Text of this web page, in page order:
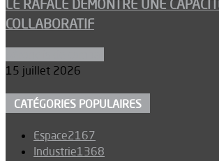
LE RAFALE DÉMONTRE UNE
COLLABORATIF
15 juillet 2026
CATÉGORIES POPULAIRES
Espace2167
Industrie1368